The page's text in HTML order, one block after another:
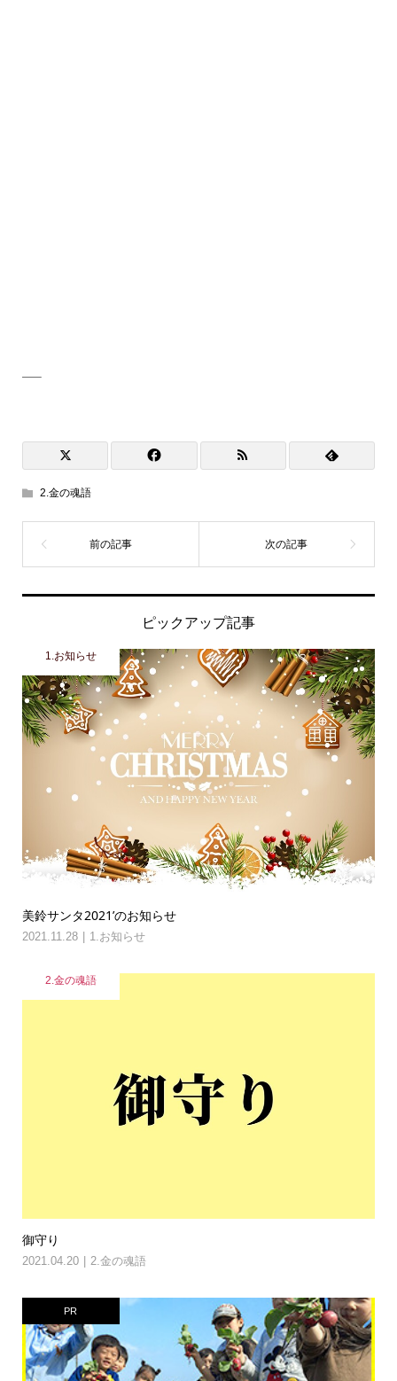
—–
2.金の魂語
ピックアップ記事
1.お知らせ
美鈴サンタ2021’のお知らせ
2021.11.28 1.お知らせ
2.金の魂語
御守り
2021.04.20 2.金の魂語
PR